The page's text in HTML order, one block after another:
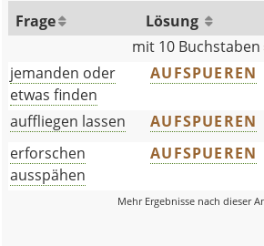
Frage Lösung
mit 10 Buchstaben
jemanden oder
etwas finden
AUFSPUEREN
auffliegen lassen AUFSPUEREN
erforschen
ausspähen
AUFSPUEREN